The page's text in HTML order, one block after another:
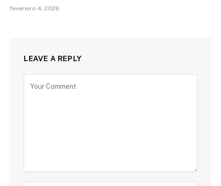
fevereiro 4, 2026
LEAVE A REPLY